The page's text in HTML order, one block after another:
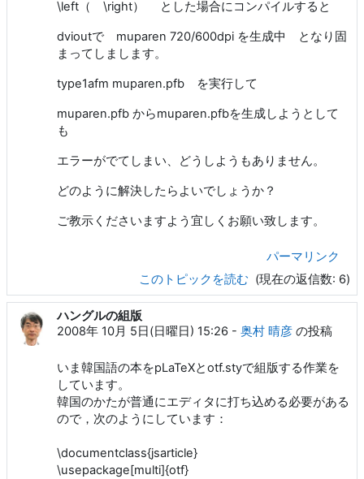
\left（ \right） とした場合にコンパイルすると
dvioutで muparen 720/600dpi を生成中 となり固
まってしまします。
type1afm muparen.pfb を実行して
muparen.pfb からmuparen.pfbを生成しようとして
も
エラーがでてしまい、どうしようもありません。
どのように解決したらよいでしょうか？
ご教示くださいますよう宜しくお願い致します。
パーマリンク
このトピックを読む (現在の返信数: 6)
ハングルの組版
2008年 10月 5日(日曜日) 15:26 - 奥村 晴彦 の投稿
いま韓国語の本をpLaTeXとotf.styで組版する作業を
しています。
韓国のかたが普通にエディタに打ち込める必要がある
ので，次のようにしています：
\documentclass{jsarticle}
\usepackage[multi]{otf}